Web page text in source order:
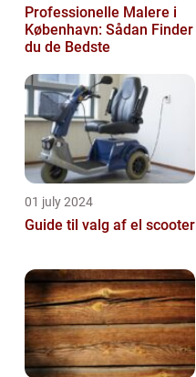
Professionelle Malere i
København: Sådan Finder
du de Bedste
01 july 2024
Guide til valg af el scooter